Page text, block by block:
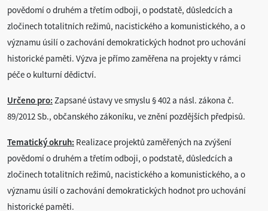
povědomí o druhém a třetím odboji, o podstatě, důsledcích a
zločinech totalitních režimů, nacistického a komunistického, a o
významu úsilí o zachování demokratických hodnot pro uchování
historické paměti. Výzva je přímo zaměřena na projekty v rámci
péče o kulturní dědictví.
Určeno pro: Zapsané ústavy ve smyslu § 402 a násl. zákona č.
89/2012 Sb., občanského zákoníku, ve znění pozdějších předpisů.
Tematický okruh: Realizace projektů zaměřených na zvýšení
povědomí o druhém a třetím odboji, o podstatě, důsledcích a
zločinech totalitních režimů, nacistického a komunistického, a o
významu úsilí o zachování demokratických hodnot pro uchování
historické paměti.